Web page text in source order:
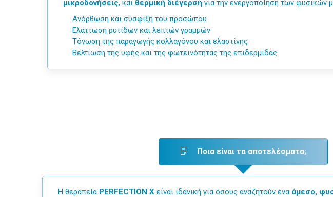
μικροδονήσεις, και θερμική διέγερση για την ενεργοποίηση των φυσικών
Ανόρθωση και σύσφιξη του προσώπου
Ελάττωση ρυτίδων και λεπτών γραμμών
Τόνωση της παραγωγής κολλαγόνου και ελαστίνης
Βελτίωση της υφής και της φωτεινότητας της επιδερμίδας
Ποια είναι τα αποτελέσματα;
Η θεραπεία PERFECTION X είναι ιδανική για όσους αναζητούν ένα άμεσο,